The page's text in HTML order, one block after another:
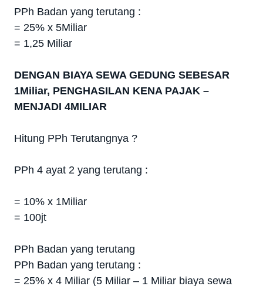
PPh Badan yang terutang :
= 25% x 5Miliar
= 1,25 Miliar
DENGAN BIAYA SEWA GEDUNG SEBESAR
1Miliar, PENGHASILAN KENA PAJAK –
MENJADI 4MILIAR
Hitung PPh Terutangnya ?
PPh 4 ayat 2 yang terutang :
= 10% x 1Miliar
= 100jt
PPh Badan yang terutang
PPh Badan yang terutang :
= 25% x 4 Miliar (5 Miliar – 1 Miliar biaya sewa